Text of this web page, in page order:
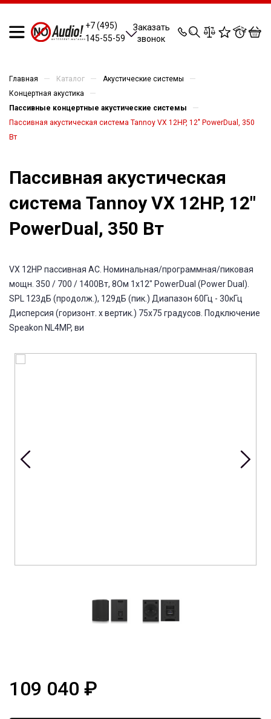
+7 (495)
145-55-59
Заказать
звонок
0 0 0 0
Главная — Каталог — Акустические системы —
Концертная акустика —
Пассивные концертные акустические системы —
Пассивная акустическая система Tannoy VX 12HP, 12" PowerDual, 350
Вт
Пассивная акустическая
система Tannoy VX 12HP, 12"
PowerDual, 350 Вт
VX 12HP пассивная АС. Номинальная/программная/пиковая
мощн. 350 / 700 / 1400Вт, 8Ом 1х12" PowerDual (Power Dual).
SPL 123дБ (продолж.), 129дБ (пик.) Диапазон 60Гц - 30кГц
Дисперсия (горизонт. х вертик.) 75х75 градусов. Подключение
Speakon NL4MP, ви
109 040 ₽